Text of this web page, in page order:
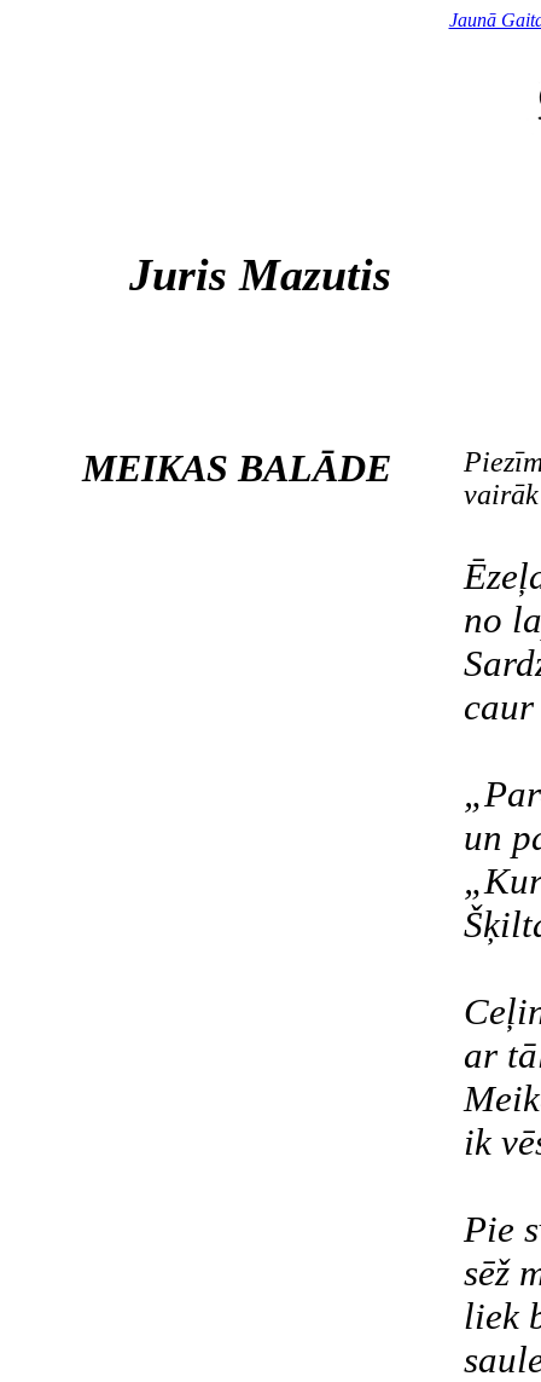
Jaunā
Juris Mazutis
MEIKAS BALĀDE
no
un
ar
ik
Pie
sēž
liek